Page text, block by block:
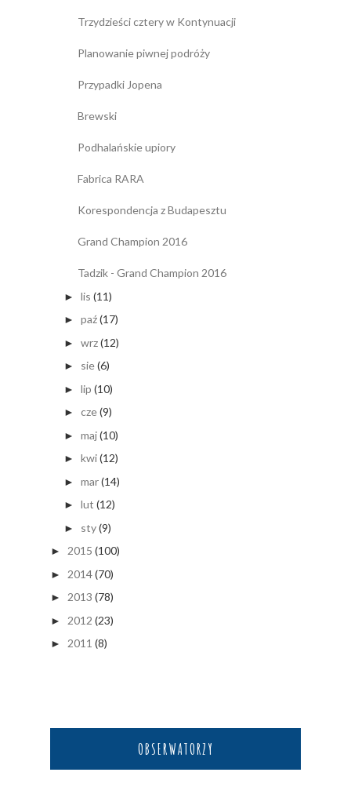
Trzydzieści cztery w Kontynuacji
Planowanie piwnej podróży
Przypadki Jopena
Brewski
Podhalańskie upiory
Fabrica RARA
Korespondencja z Budapesztu
Grand Champion 2016
Tadzik - Grand Champion 2016
► lis (11)
► paź(17)
► wrz(12)
► sie(6)
► lip (10)
► cze(9)
► maj(10)
► kwi(12)
► mar(14)
► lut (12)
► sty(9)
► 2015 (100)
► 2014(70)
► 2013 (78)
► 2012 (23)
► 2011 (8)
OBSERWATORZY